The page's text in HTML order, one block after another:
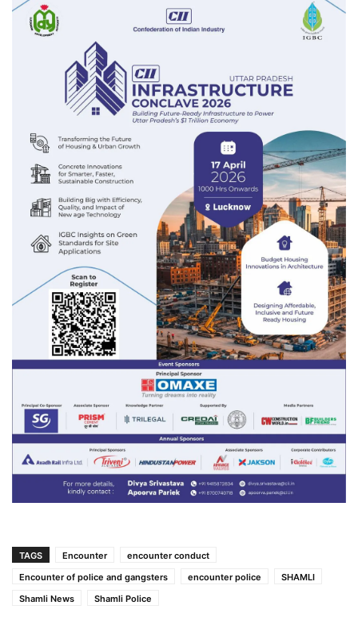
TAGS Encounter
encounter conduct
Encounter of police and gangsters
encounter police
SHAMLI
Shamli News
Shamli Police